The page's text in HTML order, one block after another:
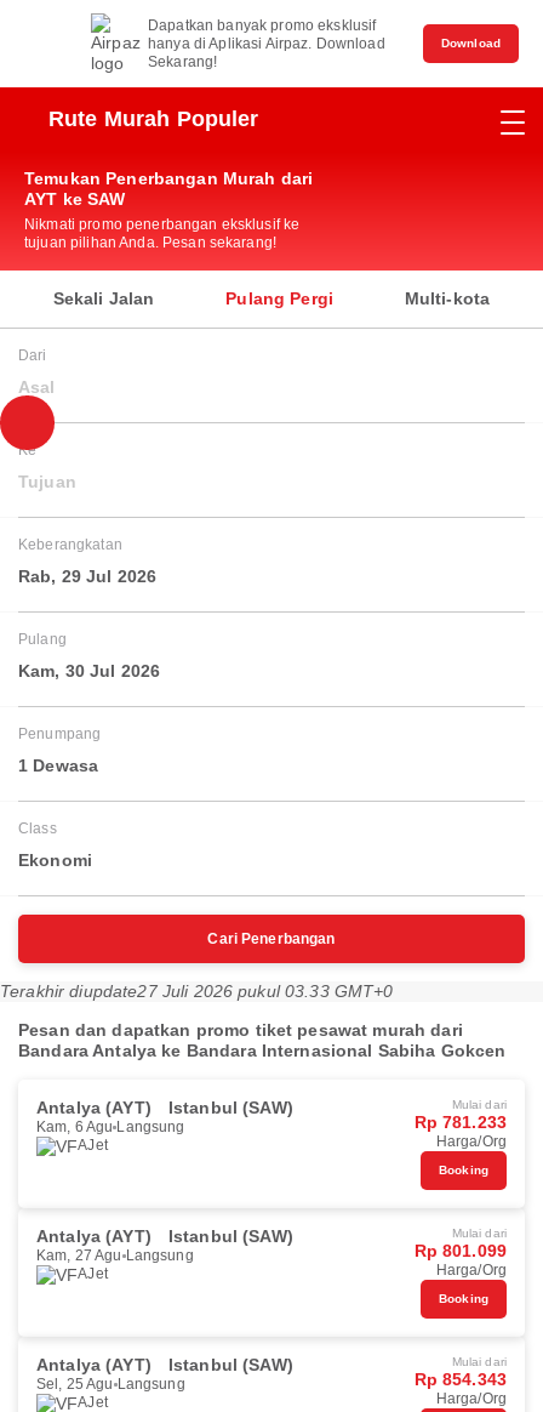
Dapatkan banyak promo eksklusif
hanya di Aplikasi Airpaz. Download
Sekarang!
Download
Rute Murah Populer
Temukan Penerbangan Murah dari
AYT ke SAW
Nikmati promo penerbangan eksklusif ke
tujuan pilihan Anda. Pesan sekarang!
Sekali Jalan Pulang Pergi Multi-kota
Dari
Asal
Ke
Tujuan
Keberangkatan
Rab, 29 Jul 2026
Pulang
Kam, 30 Jul 2026
Penumpang
1 Dewasa
Class
Ekonomi
Cari Penerbangan
Terakhir diupdate27 Juli 2026 pukul 03.33 GMT+0
Pesan dan dapatkan promo tiket pesawat murah dari
Bandara Antalya ke Bandara Internasional Sabiha Gokcen
Antalya (AYT) Istanbul (SAW)
Kam, 6 Agu Langsung
AJet
Mulai dari
Rp 781.233
Harga/Org
Booking
Antalya (AYT) Istanbul (SAW)
Kam, 27 Agu Langsung
AJet
Mulai dari
Rp 801.099
Harga/Org
Booking
Antalya (AYT) Istanbul (SAW)
Sel, 25 Agu Langsung
AJet
Mulai dari
Rp 854.343
Harga/Org